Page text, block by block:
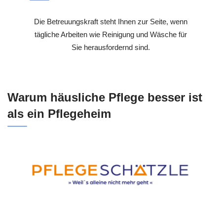
Die Betreuungskraft steht Ihnen zur Seite, wenn
tägliche Arbeiten wie Reinigung und Wäsche für
Sie herausfordernd sind.
Warum häusliche Pflege besser ist
als ein Pflegeheim